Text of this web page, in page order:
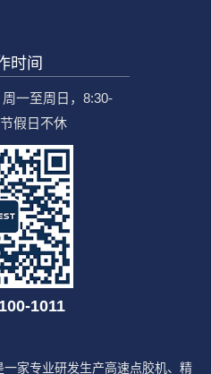
时间
一至周日，8:30-
假日不休
1011
家专业研发生产高速点胶机、精